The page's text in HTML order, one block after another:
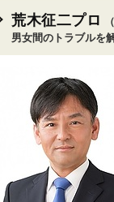
荒木征二プロ
男女間のトラブルを